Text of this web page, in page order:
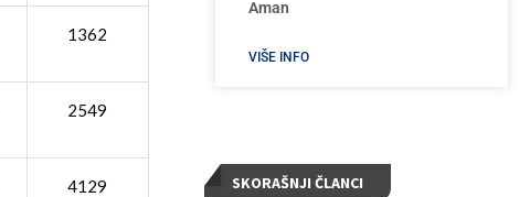
1362
2549
4129
Aman
VIŠE INFO
SKORAŠNJI ČLANCI